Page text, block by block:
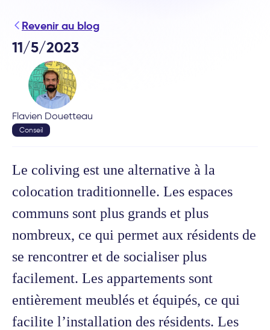
Revenir au blog
11/5/2023
Flavien Douetteau
Conseil
Le coliving est une alternative à la
colocation traditionnelle. Les espaces
communs sont plus grands et plus
nombreux, ce qui permet aux résidents de
se rencontrer et de socialiser plus
facilement. Les appartements sont
entièrement meublés et équipés, ce qui
facilite l’installation des résidents. Les